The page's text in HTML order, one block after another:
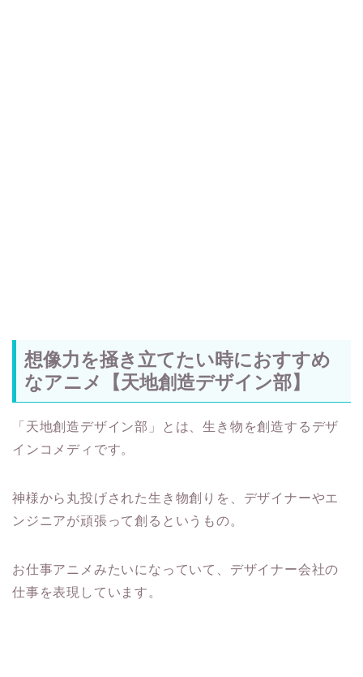
想像力を掻き立てたい時におすすめ
なアニメ【天地創造デザイン部】
「天地創造デザイン部」とは、生き物を創造するデザ
インコメディです。
神様から丸投げされた生き物創りを、デザイナーやエ
ンジニアが頑張って創るというもの。
お仕事アニメみたいになっていて、デザイナー会社の
仕事を表現しています。